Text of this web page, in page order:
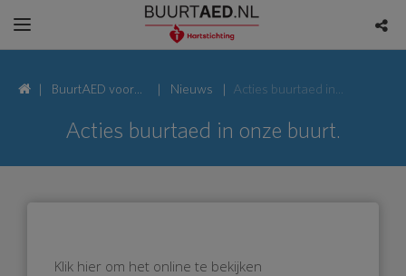
BuurtAED voor
Karveel 59,
Nieuws Acties buurtaed in onze buurt.
Acties buurtaed in onze buurt.
Klik hier om het online te bekijken